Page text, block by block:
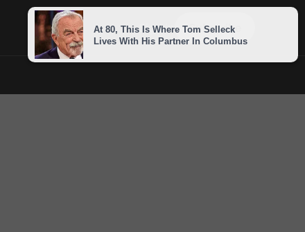
Sign in Subscribe